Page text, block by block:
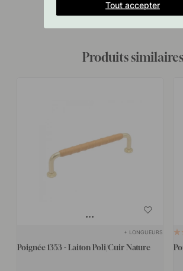
Produits similaires
+ LONGUEURS
Poignée 1353 - Laiton Poli/Cuir Nature
Tout accepter